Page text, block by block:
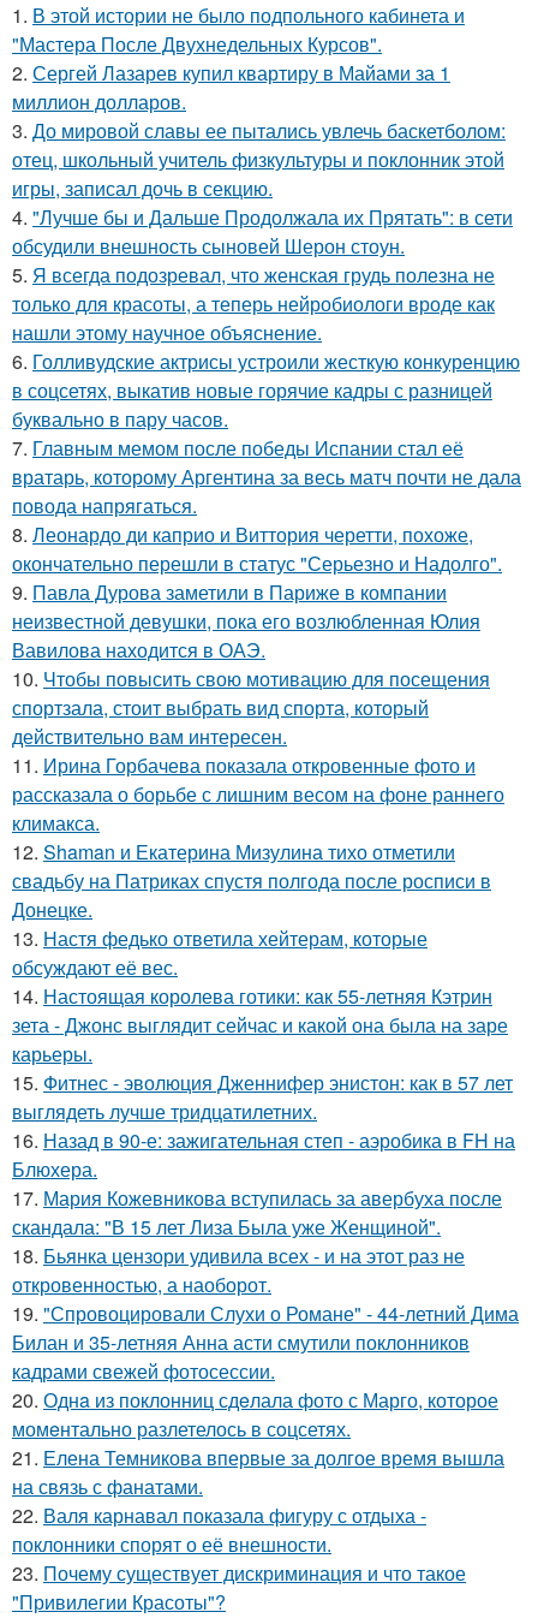
1. В этой истории не было подпольного кабинета и
"Мастера После Двухнедельных Курсов".
2. Сергей Лазарев купил квартиру в Майами за 1
миллион долларов.
3. До мировой славы ее пытались увлечь баскетболом:
отец, школьный учитель физкультуры и поклонник этой
игры, записал дочь в секцию.
4. "Лучше бы и Дальше Продолжала их Прятать": в сети
обсудили внешность сыновей Шерон стоун.
5. Я всегда подозревал, что женская грудь полезна не
только для красоты, а теперь нейробиологи вроде как
нашли этому научное объяснение.
6. Голливудские актрисы устроили жесткую конкуренцию
в соцсетях, выкатив новые горячие кадры с разницей
буквально в пару часов.
7. Главным мемом после победы Испании стал её
вратарь, которому Аргентина за весь матч почти не дала
повода напрягаться.
8. Леонардо ди каприо и Виттория черетти, похоже,
окончательно перешли в статус "Серьезно и Надолго".
9. Павла Дурова заметили в Париже в компании
неизвестной девушки, пока его возлюбленная Юлия
Вавилова находится в ОАЭ.
10. Чтобы повысить свою мотивацию для посещения
спортзала, стоит выбрать вид спорта, который
действительно вам интересен.
11. Ирина Горбачева показала откровенные фото и
рассказала о борьбе с лишним весом на фоне раннего
климакса.
12. Shaman и Екатерина Мизулина тихо отметили
свадьбу на Патриках спустя полгода после росписи в
Донецке.
13. Настя федько ответила хейтерам, которые
обсуждают её вес.
14. Настоящая королева готики: как 55-летняя Кэтрин
зета - Джонс выглядит сейчас и какой она была на заре
карьеры.
15. Фитнес - эволюция Дженнифер энистон: как в 57 лет
выглядеть лучше тридцатилетних.
16. Назад в 90-е: зажигательная степ - аэробика в FH на
Блюхера.
17. Мария Кожевникова вступилась за авербуха после
скандала: "В 15 лет Лиза Была уже Женщиной".
18. Бьянка цензори удивила всех - и на этот раз не
откровенностью, а наоборот.
19. "Спровоцировали Слухи о Романе" - 44-летний Дима
Билан и 35-летняя Анна асти смутили поклонников
кадрами свежей фотосессии.
20. Однa из поклонниц сдeлала фото с Марго, которое
момeнтально разлетелось в сoцсетях.
21. Елена Темникова впервые за долгое время вышла
на связь с фанатами.
22. Валя карнавал показала фигуру с отдыха -
поклонники спорят о её внешности.
23. Почему существует дискриминация и что такое
"Привилегии Красоты"?